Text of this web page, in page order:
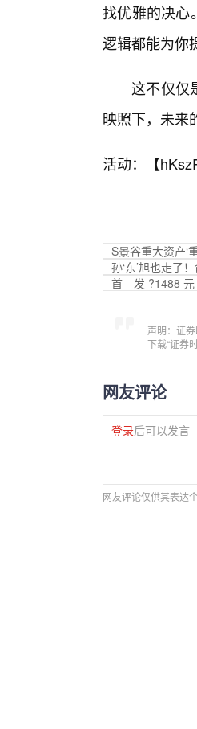
找优雅的决心
逻辑都能为你
这不仅仅
映照下，未来
活动：【
S景谷重大资产‘
孙‘东’旭也走了
首—发 ?1488 元
声明：证
下载“证券
网友评论
登录后可以发言
网友评论仅供其表达